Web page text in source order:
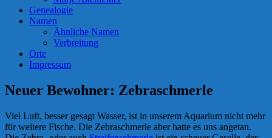
Genealogie
Namen
Ähnliche Namen
Verbreitung
Orte
Impressum
Neuer Bewohner: Zebraschmerle
Viel Luft, besser gesagt Wasser, ist in unserem Aquarium nicht mehr
für weitere Fische. Die Zebraschmerle aber hatte es uns angetan.